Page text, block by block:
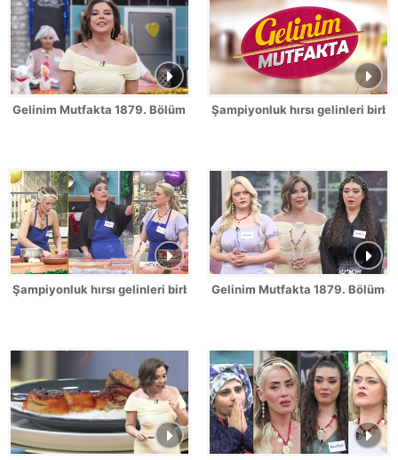
Gelinim Mutfakta 1879. Bölüm / 2 Temmuz 2026Şampiyonluk hırsı gelinleri
Şampiyonluk hırsı gelinleri birbirine düşürdü!Gelinim Mutfakta 1879.